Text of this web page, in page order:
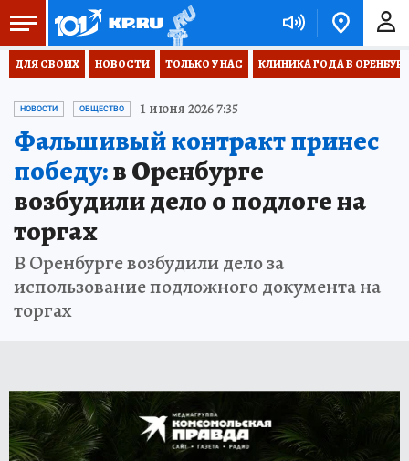
ДЛЯ СВОИХ НОВОСТИ ТОЛЬКО У НАС КЛИНИКА ГОДА В
НОВОСТИ ОБЩЕСТВО 1 июня 2026 7:35
Фальшивый контракт принес
победу:в Оренбурге
возбудили дело о подлоге на
торгах
В Оренбурге возбудили дело за
использование подложного документа на
торгах